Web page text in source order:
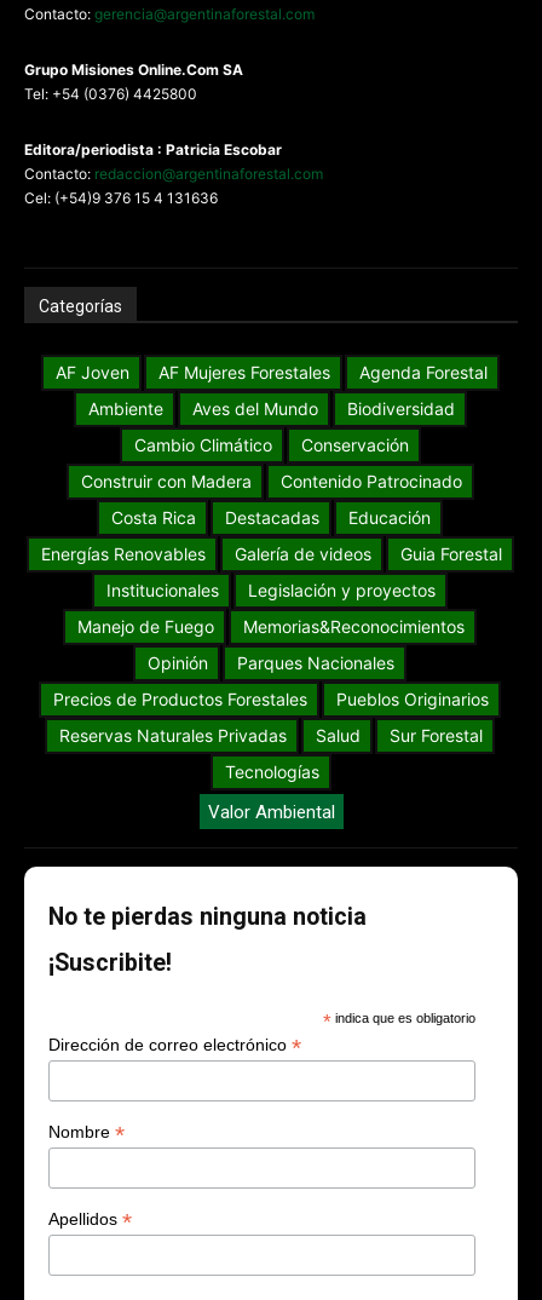
Contacto: gerencia@argentinaforestal.com
Grupo Misiones Online.Com SA
Tel: +54 (0376) 4425800
Editora/periodista : Patricia Escobar
Contacto: redaccion@argentinaforestal.com
Cel: (+54)9 376 15 4 131636
Categorías
AF Joven AF Mujeres Forestales
Agenda Forestal
Ambiente
Aves del Mundo
Biodiversidad
Cambio Climático
Conservación
Construir con Madera
Contenido Patrocinado
Costa Rica
Destacadas
Educación
Energías Renovables
Galería de videos
Guia Forestal
Institucionales
Legislación y proyectos
Manejo de Fuego
Memorias&Reconocimientos
Opinión
Parques Nacionales
Precios de Productos Forestales
Pueblos Originarios
Reservas Naturales Privadas
Salud
Sur Forestal
Tecnologías
Valor Ambiental
No te pierdas ninguna noticia
¡Suscribite!
* indica que es obligatorio
Dirección de correo electrónico *
Nombre *
Apellidos *